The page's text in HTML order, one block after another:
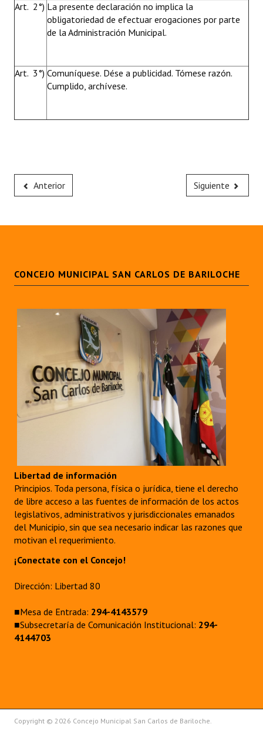
Art. 2°) La presente declaración no implica la
obligatoriedad de efectuar erogaciones por parte
de la Administración Municipal.
Art. 3°) Comuníquese. Dése a publicidad. Tómese razón.
Cumplido, archívese.
Anterior Siguiente
CONCEJO MUNICIPAL SAN CARLOS DE BARILOCHE
Libertad de información
Principios. Toda persona, física o jurídica, tiene el derecho
de libre acceso a las fuentes de información de los actos
legislativos, administrativos y jurisdiccionales emanados
del Municipio, sin que sea necesario indicar las razones que
motivan el requerimiento.
¡Conectate con el Concejo!
Dirección: Libertad 80
■Mesa de Entrada: 294-4143579
■Subsecretaría de Comunicación Institucional: 294-
4144703
Copyright © 2026 Concejo Municipal San Carlos de Bariloche.